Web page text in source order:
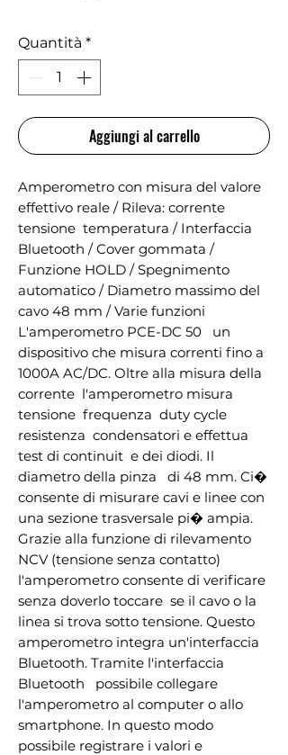
Quantità *
Aggiungi al carrello
Amperometro con misura del valore
effettivo reale / Rileva: corrente
tensione  temperatura / Interfaccia
Bluetooth / Cover gommata /
Funzione HOLD / Spegnimento
automatico / Diametro massimo del
cavo 48 mm / Varie funzioni
L'amperometro PCE-DC 50   un
dispositivo che misura correnti fino a
1000A AC/DC. Oltre alla misura della
corrente  l'amperometro misura
tensione  frequenza  duty cycle
resistenza  condensatori e effettua
test di continuit  e dei diodi. Il
diametro della pinza   di 48 mm. Ci�
consente di misurare cavi e linee con
una sezione trasversale pi� ampia.
Grazie alla funzione di rilevamento
NCV (tensione senza contatto)
l'amperometro consente di verificare
senza doverlo toccare  se il cavo o la
linea si trova sotto tensione. Questo
amperometro integra un'interfaccia
Bluetooth. Tramite l'interfaccia
Bluetooth   possibile collegare
l'amperometro al computer o allo
smartphone. In questo modo
possibile registrare i valori e